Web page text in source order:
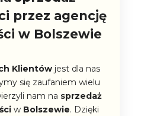
przez agencję
w Bolszewie
Klientówjest dla nas
się zaufaniem wielu
nam na sprzedaż
w Bolszewie. Dzięki